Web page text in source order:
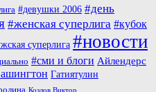
#девушки 2006 #день
#женская суперлига #кубок
суперлига #новости
#сми и блоги Айлендерс
Гатиятулин
Козлов Виктор